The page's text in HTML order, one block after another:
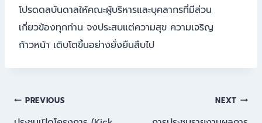
โปรดดลบันดาลให้คณะผู้บริหารและบุคลากรที่มีส่วน
เกี่ยวข้องทุกท่าน จงประสบแต่ความสุข ความเจริญ
ก้าวหน้า เติบโตขึ้นอย่างยั่งยืนสืบไป
แนะแนว
PREVIOUS NEXT